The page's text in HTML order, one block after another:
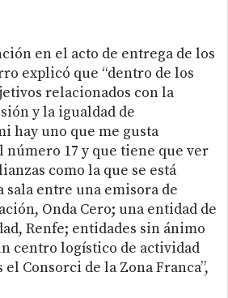
en el acto de entrega de los
explicó que “dentro de los
relacionados con la
y la igualdad de
hay uno que me gusta
número 17 y que tiene que ver
como la que se está
sala entre una emisora de
Onda Cero; una entidad de
Renfe; entidades sin ánimo
centro logístico de actividad
Consorci de la Zona Franca”,